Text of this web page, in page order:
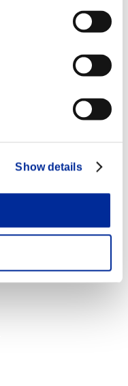
Show details